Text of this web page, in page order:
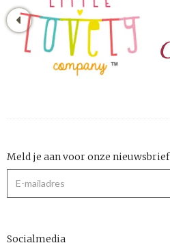
Meld je aan voor onze nieuwsbrief
Socialmedia